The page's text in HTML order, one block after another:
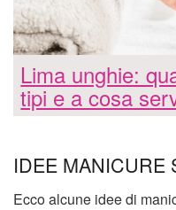
Lima unghie:
tipi e a cosa
IDEE MANICURE
Ecco alcune idee di